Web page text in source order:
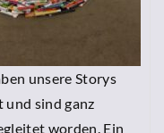
unsere Storys
und sind ganz
worden. Ein